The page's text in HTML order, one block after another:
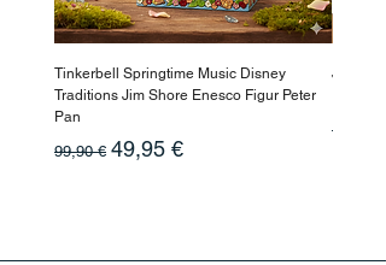
Tinkerbell Springtime Music Disney
Traditions Jim Shore Enesco Figur Peter
Pan
Standardpreis
99,90 € Sale-Preis
49,95 €
Jasmin
199,90 €